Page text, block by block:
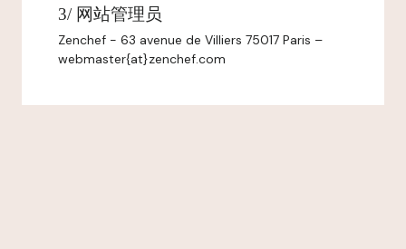
3/ 网站管理员
Zenchef - 63 avenue de Villiers 75017 Paris –
webmaster{at}zenchef.com